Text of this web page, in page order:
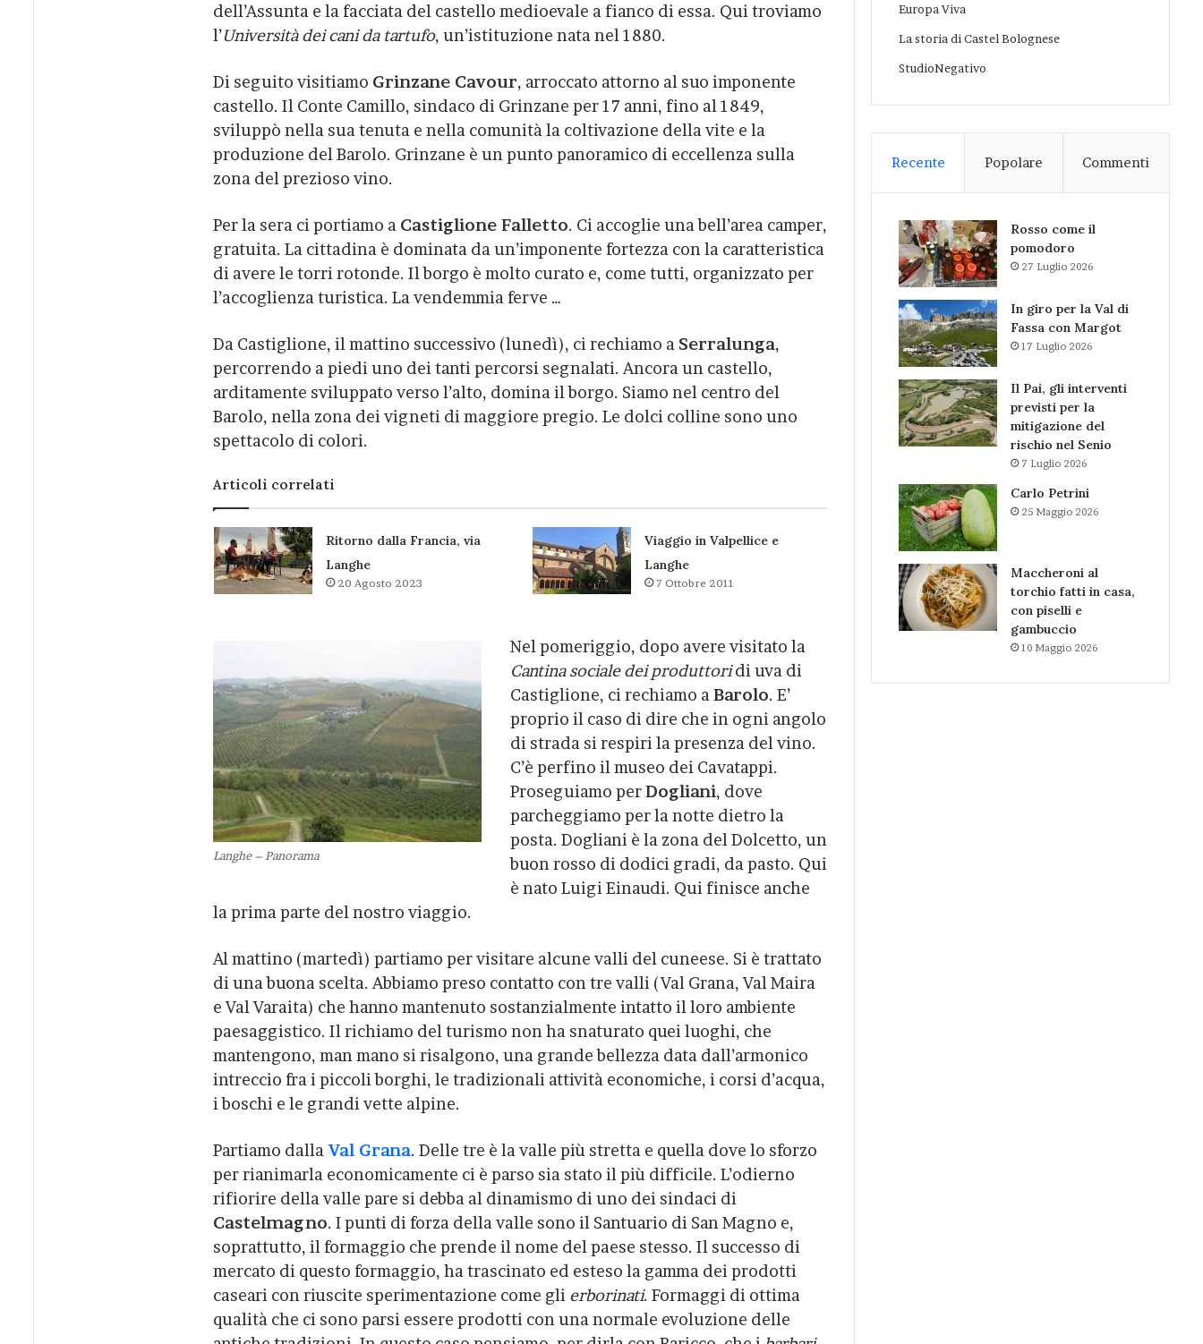
dell’Assunta e la facciata del castello medioevale a fianco di essa. Qui troviamo
l’Università dei cani da tartufo, un’istituzione nata nel 1880.
Di seguito visitiamo Grinzane Cavour, arroccato attorno al suo imponente
castello. Il Conte Camillo, sindaco di Grinzane per 17 anni, fino al 1849,
sviluppò nella sua tenuta e nella comunità la coltivazione della vite e la
produzione del Barolo. Grinzane è un punto panoramico di eccellenza sulla
zona del prezioso vino.
Per la sera ci portiamo a Castiglione Falletto. Ci accoglie una bell’area camper,
gratuita. La cittadina è dominata da un’imponente fortezza con la caratteristica
di avere le torri rotonde. Il borgo è molto curato e, come tutti, organizzato per
l’accoglienza turistica. La vendemmia ferve …
Da Castiglione, il mattino successivo (lunedì), ci rechiamo a Serralunga,
percorrendo a piedi uno dei tanti percorsi segnalati. Ancora un castello,
arditamente sviluppato verso l’alto, domina il borgo. Siamo nel centro del
Barolo, nella zona dei vigneti di maggiore pregio. Le dolci colline sono uno
spettacolo di colori.
Articoli correlati
Ritorno dalla Francia, via
Langhe
20 Agosto 2023
Viaggio in Valpellice e
Langhe
7 Ottobre 2011
Langhe – Panorama
Nel pomeriggio, dopo avere visitato la
Cantina sociale dei produttoridi uva di
Castiglione, ci rechiamo a Barolo. E’
proprio il caso di dire che in ogni angolo
di strada si respiri la presenza del vino.
C’è perfino il museo dei Cavatappi.
Proseguiamo perDogliani, dove
parcheggiamo per la notte dietro la
posta. Dogliani è la zona del Dolcetto, un
buon rosso di dodici gradi, da pasto. Qui
è nato Luigi Einaudi. Qui finisce anche
la prima parte del nostro viaggio.
Al mattino (martedì) partiamo per visitare alcune valli del cuneese. Si è trattato
di una buona scelta. Abbiamo preso contatto con tre valli (Val Grana, Val Maira
e Val Varaita) che hanno mantenuto sostanzialmente intatto il loro ambiente
paesaggistico. Il richiamo del turismo non ha snaturato quei luoghi, che
mantengono, man mano si risalgono, una grande bellezza data dall’armonico
intreccio fra i piccoli borghi, le tradizionali attività economiche, i corsi d’acqua,
i boschi e le grandi vette alpine.
Partiamo dalla Val Grana. Delle tre è la valle più stretta e quella dove lo sforzo
per rianimarla economicamente ci è parso sia stato il più difficile. L’odierno
rifiorire della valle pare si debba al dinamismo di uno dei sindaci di
Castelmagno. I punti di forza della valle sono il Santuario di San Magno e,
soprattutto, il formaggio che prende il nome del paese stesso. Il successo di
mercato di questo formaggio, ha trascinato ed esteso la gamma dei prodotti
caseari con riuscite sperimentazione come gli erborinati. Formaggi di ottima
qualità che ci sono parsi essere prodotti con una normale evoluzione delle
Europa Viva
La storia di Castel Bolognese
StudioNegativo
Recente Popolare Commenti
Rosso come il
pomodoro
27 Luglio 2026
In giro per la Val di
Fassa con Margot
17 Luglio 2026
Il Pai, gli interventi
previsti per la
mitigazione del
rischio nel Senio
7 Luglio 2026
Carlo Petrini
25 Maggio 2026
Maccheroni al
torchio fatti in casa,
con piselli e
gambuccio
10 Maggio 2026